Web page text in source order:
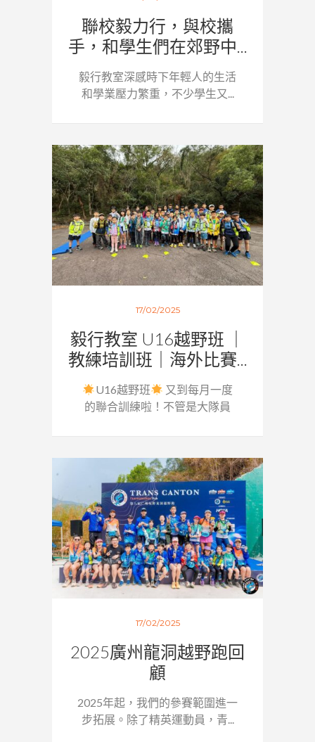
聯校毅力行，與校攜
手，和學生們在郊野中...
毅行教室深感時下年輕人的生活
和學業壓力繁重，不少學生又...
17/02/2025
毅行教室 U16越野班 ｜
教練培訓班｜海外比賽...
U16越野班
又到每月一度
的聯合訓練啦！不管是大隊員
17/02/2025
2025廣州龍洞越野跑回
顧
2025年起，我們的參賽範圍進一
步拓展。除了精英運動員，青...